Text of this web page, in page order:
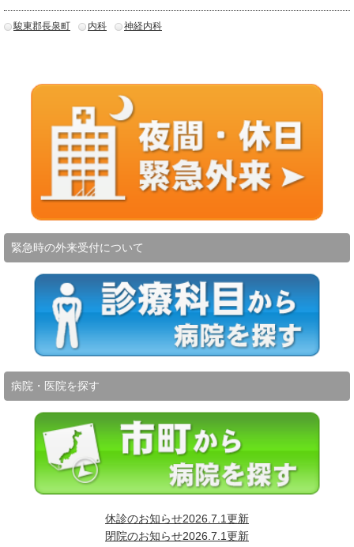
駿東郡長泉町 内科 神経内科
緊急時の外来受付について
病院・医院を探す
休診のお知らせ2026.7.1更新
閉院のお知らせ2026.7.1更新